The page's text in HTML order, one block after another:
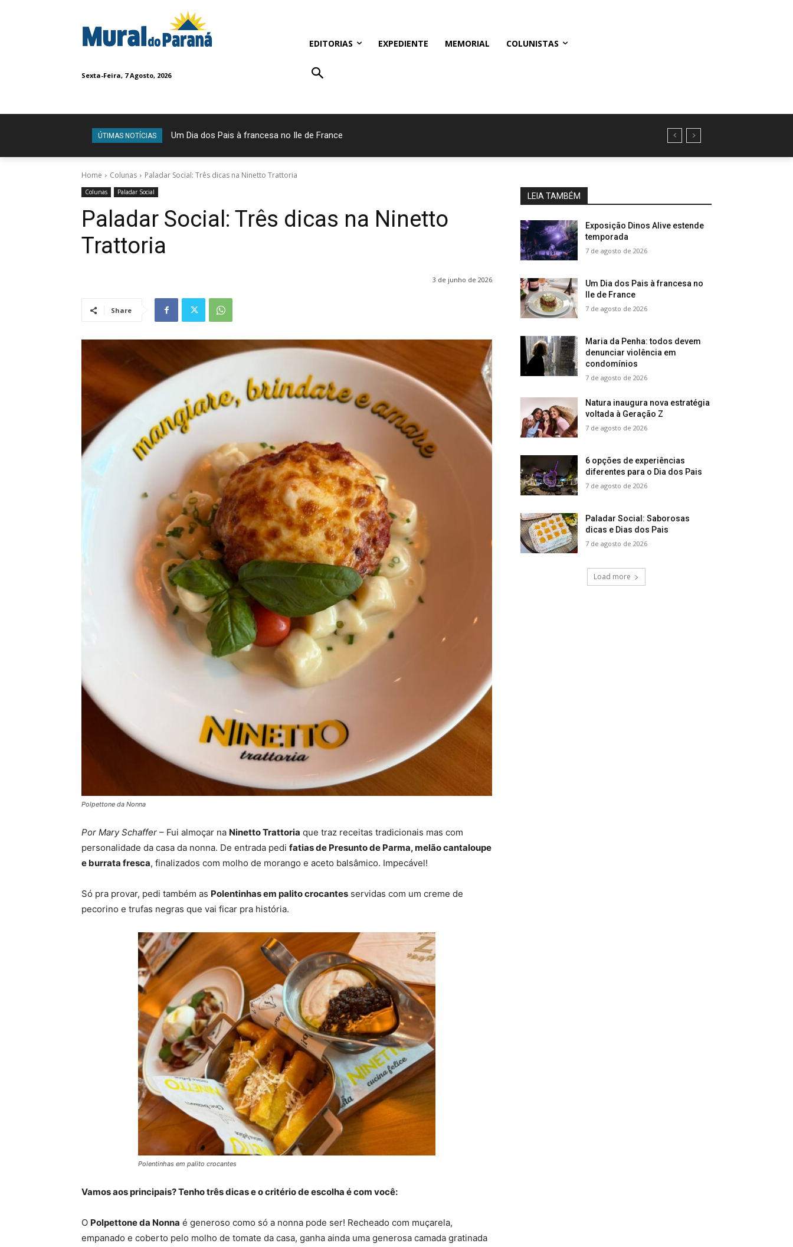
Sexta-Feira, 7 Agosto, 2026
EDITORIAS EXPEDIENTE MEMORIAL COLUNISTAS
ÚTIMAS NOTÍCIAS Um Dia dos Pais à francesa no Ile de France
Maria da Penha: todos devem denunciar violência em condomínios
Home Colunas Paladar Social: Três dicas na Ninetto Trattoria
Colunas Paladar Social
Paladar Social: Três dicas na Ninetto
Trattoria
3 de junho de 2026
Share
Polpettone da Nonna
Por Mary Schaffer – Fui almoçar na Ninetto Trattoria que traz receitas tradicionais mas com
personalidade da casa da nonna. De entrada pedi fatias de Presunto de Parma, melão cantaloupe
e burrata fresca, finalizados com molho de morango e aceto balsâmico. Impecável!
Só pra provar, pedi também as Polentinhas em palito crocantes servidas com um creme de
pecorino e trufas negras que vai ficar pra história.
Polentinhas em palito crocantes
Vamos aos principais? Tenho três dicas e o critério de escolha é com você:
O Polpettone da Nonna é generoso como só a nonna pode ser! Recheado com muçarela,
empanado e coberto pelo molho de tomate da casa, ganha ainda uma generosa camada gratinada
LEIA TAMBÉM
Exposição Dinos Alive estende
temporada
7 de agosto de 2026
Um Dia dos Pais à francesa no
Ile de France
7 de agosto de 2026
Maria da Penha: todos devem
denunciar violência em
condomínios
7 de agosto de 2026
Natura inaugura nova estratégia
voltada à Geração Z
7 de agosto de 2026
6 opções de experiências
diferentes para o Dia dos Pais
7 de agosto de 2026
Paladar Social: Saborosas
dicas e Dias dos Pais
7 de agosto de 2026
Load more